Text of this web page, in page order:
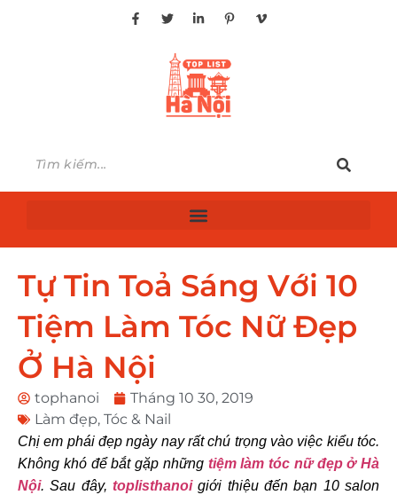
Tự Tin Toả Sáng Với 10
Tiệm Làm Tóc Nữ Đẹp
Ở Hà Nội
tophanoi
Tháng 10 30, 2019
Làm đẹp, Tóc & Nail
Chị em phái đẹp ngày nay rất chú trọng vào việc kiểu tóc.
Không khó để bắt gặp những tiệm làm tóc nữ đẹp ở Hà
Nội. Sau đây, toplisthanoigiới thiệu đến bạn 10 salon